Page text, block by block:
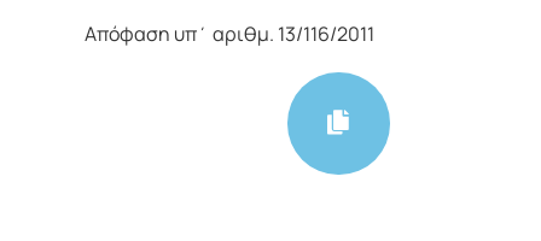
Απόφαση υπ΄ αριθμ. 13/116/2011